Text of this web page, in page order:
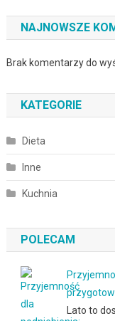
NAJNOWSZE
Brak komentarzy do
KATEGORIE
Dieta
Inne
Kuchnia
POLECAM
Lato to